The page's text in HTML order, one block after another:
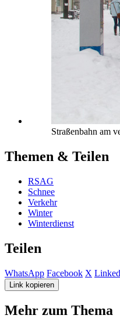
Straßenbahn am
Themen & Teilen
RSAG
Schnee
Verkehr
Winter
Winterdienst
Teilen
WhatsApp Facebook X
Link kopieren
Mehr zum Thema